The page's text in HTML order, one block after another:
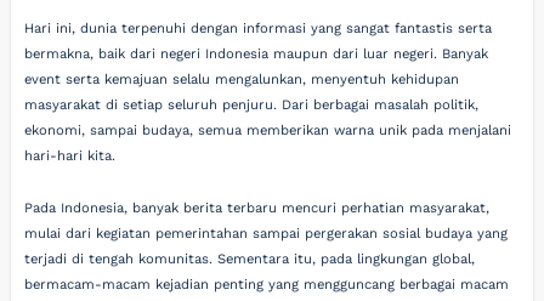
Hari ini, dunia terpenuhi dengan informasi yang sangat fantastis serta
bermakna, baik dari negeri Indonesia maupun dari luar negeri. Banyak
event serta kemajuan selalu mengalunkan, menyentuh kehidupan
masyarakat di setiap seluruh penjuru. Dari berbagai masalah politik,
ekonomi, sampai budaya, semua memberikan warna unik pada menjalani
hari-hari kita.
Pada Indonesia, banyak berita terbaru mencuri perhatian masyarakat,
mulai dari kegiatan pemerintahan sampai pergerakan sosial budaya yang
terjadi di tengah komunitas. Sementara itu, pada lingkungan global,
bermacam-macam kejadian penting yang mengguncang berbagai macam